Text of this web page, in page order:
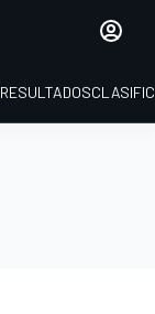
RESULTADOS